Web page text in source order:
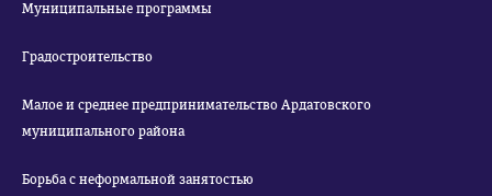
Муниципальные программы
Градостроительство
Малое и среднее предпринимательство Ардатовского
муниципального района
Борьба с неформальной занятостью